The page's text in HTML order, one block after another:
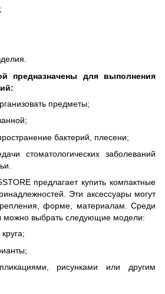
предназначены для выполнения
предметы;
бактерий, плесени;
стоматологических заболеваний
предлагает купить компактные
Эти аксессуары могут
форме, материалам. Среди
можно выбрать следующие модели:
рисунками или другим